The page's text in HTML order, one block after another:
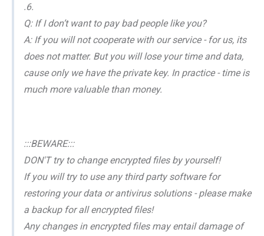
.6.
Q: If I don’t want to pay bad people like you?
A: If you will not cooperate with our service - for us, its
does not matter. But you will lose your time and data,
cause only we have the private key. In practice - time is
much more valuable than money.
:::BEWARE:::
DON'T try to change encrypted files by yourself!
If you will try to use any third party software for
restoring your data or antivirus solutions - please make
a backup for all encrypted files!
Any changes in encrypted files may entail damage of